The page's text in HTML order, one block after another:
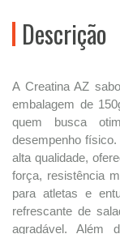
Descrição
A Creatina AZ
embalagem de
quem busca
desempenho
alta qualidade,
força, resistência
para atletas e
refrescante de
agradável. Além